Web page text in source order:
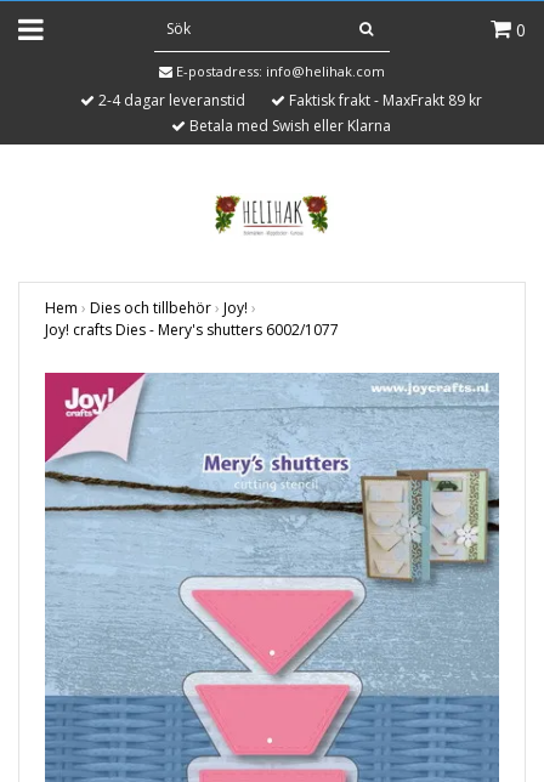
0
E-postadress: info@helihak.com
2-4 dagar leveranstid
Faktisk frakt - MaxFrakt 89 kr
Betala med Swish eller Klarna
Hem › Dies och tillbehör› Joy! ›
Joy! crafts Dies - Mery's shutters 6002/1077